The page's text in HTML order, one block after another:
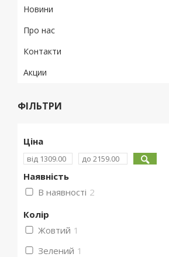
Новини
Про нас
Контакти
Акции
ФІЛЬТРИ
Ціна
Наявність
В наявності 2
Колір
Жовтий 1
Зелений 1